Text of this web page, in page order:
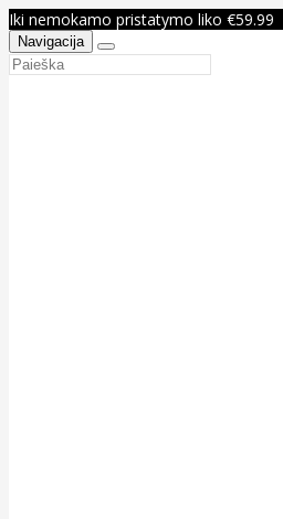
Iki nemokamo pristatymo liko €59.99
Navigacija